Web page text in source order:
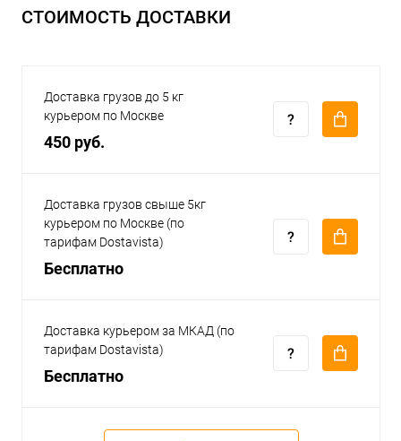
СТОИМОСТЬ ДОСТАВКИ
Доставка грузов до 5 кг
курьером по Москве
450 руб.
Доставка грузов свыше 5кг
курьером по Москве (по
тарифам Dostavista)
Бесплатно
Доставка курьером за МКАД (по
тарифам Dostavista)
Бесплатно